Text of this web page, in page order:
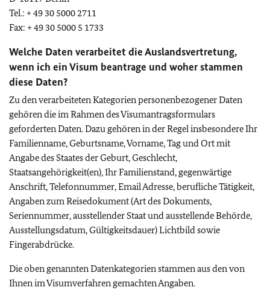
Tel.: + 49 30 5000 2711
Fax: + 49 30 5000 5 1733
Welche Daten verarbeitet die Auslandsvertretung,
wenn ich ein Visum beantrage und woher stammen
diese Daten?
Zu den verarbeiteten Kategorien personenbezogener Daten
gehören die im Rahmen des Visumantragsformulars
geforderten Daten. Dazu gehören in der Regel insbesondere Ihr
Familienname, Geburtsname, Vorname, Tag und Ort mit
Angabe des Staates der Geburt, Geschlecht,
Staatsangehörigkeit(en), Ihr Familienstand, gegenwärtige
Anschrift, Telefonnummer, Email Adresse, berufliche Tätigkeit,
Angaben zum Reisedokument (Art des Dokuments,
Seriennummer, ausstellender Staat und ausstellende Behörde,
Ausstellungsdatum, Gültigkeitsdauer) Lichtbild sowie
Fingerabdrücke.
Die oben genannten Datenkategorien stammen aus den von
Ihnen im Visumverfahren gemachten Angaben.